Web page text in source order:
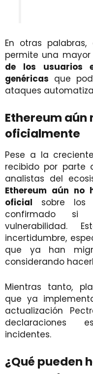
En otras
permite una mayor
de los usuarios
genéricas que
ataques
Ethereum aún
oficialmente
Pese a la
recibido por parte
analistas del
Ethereum aún no
oficial sobre los
confirmado si
vulnerabilidad.
incertidumbre,
que ya han
considerando
Mientras tanto,
que ya
actualización
declaraciones
incidentes.
¿Qué pueden